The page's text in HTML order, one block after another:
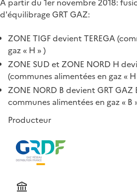
d'équilibrage GRT GAZ:
ZONE TIGF devient TEREGA
gaz « H » )
ZONE SUD et ZONE NORD H
(communes alimentées en gaz « H
ZONE NORD B devient GRT
communes alimentées en gaz « B
Producteur